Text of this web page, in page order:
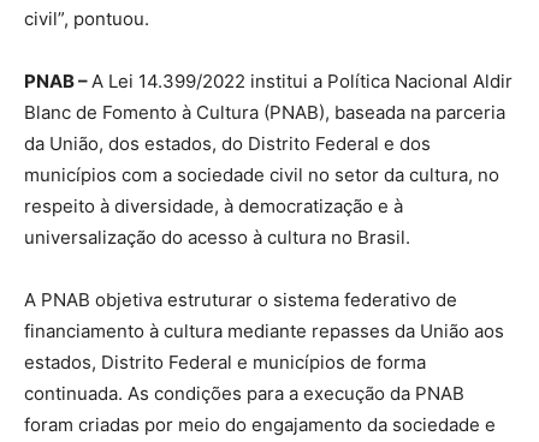
civil”, pontuou.
PNAB – A Lei 14.399/2022 institui a Política Nacional Aldir
Blanc de Fomento à Cultura (PNAB), baseada na parceria
da União, dos estados, do Distrito Federal e dos
municípios com a sociedade civil no setor da cultura, no
respeito à diversidade, à democratização e à
universalização do acesso à cultura no Brasil.
A PNAB objetiva estruturar o sistema federativo de
financiamento à cultura mediante repasses da União aos
estados, Distrito Federal e municípios de forma
continuada. As condições para a execução da PNAB
foram criadas por meio do engajamento da sociedade e